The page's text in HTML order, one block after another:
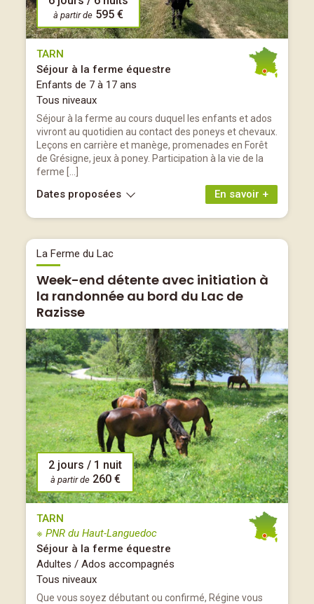
à partir de 595 €
TARN
Séjour à la ferme équestre
Enfants de 7 à 17 ans
Tous niveaux
Séjour à la ferme au cours duquel les enfants et ados
vivront au quotidien au contact des poneys et chevaux.
Leçons en carrière et manège, promenades en Forêt
de Grésigne, jeux à poney. Participation à la vie de la
ferme […]
En savoir +
Dates proposées
La Ferme du Lac
Week-end détente avec initiation à
la randonnée au bord du Lac de
Razisse
2 jours / 1 nuit
à partir de 260 €
TARN
※ PNR du Haut-Languedoc
Séjour à la ferme équestre
Adultes / Ados accompagnés
Tous niveaux
Que vous soyez débutant ou confirmé, Régine vous